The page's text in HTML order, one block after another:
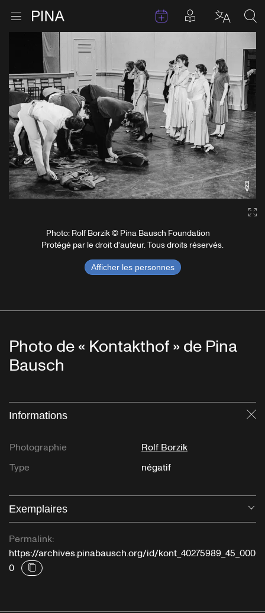
Aller au contenu
Ouvrir le menu Retour à la page d'accueil Évenements
Articles en
Photo: Rolf Borzik © Pina Bausch Foundation
Protégé par le droit d'auteur. Tous droits réservés.
Afficher les personnes
Photo de « Kontakthof » de Pina
Bausch
Informations
Photographie
Rolf Borzik
Type
négatif
Exemplaires
Permalink:
https://archives.pinabausch.org/id/kont_40275989_45_000
0